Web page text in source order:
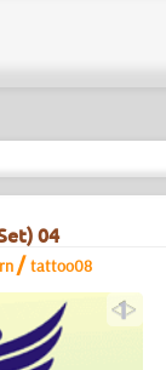
04
/tattoo08
a